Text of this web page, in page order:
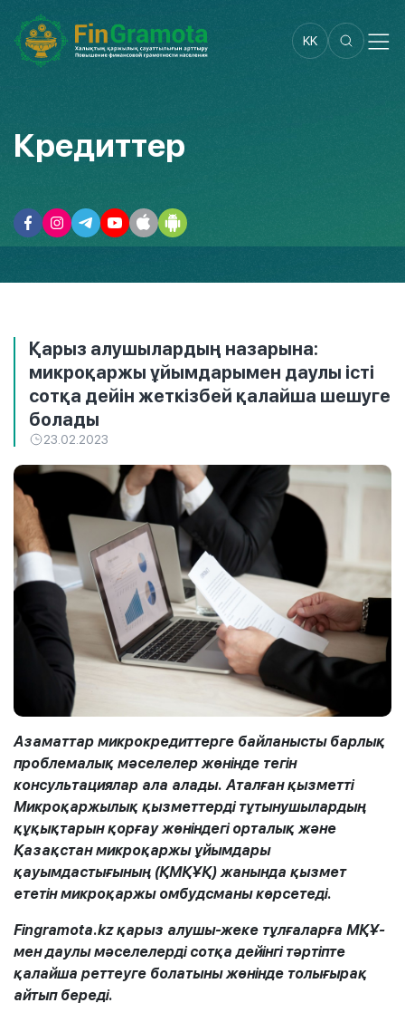
KK
Кредиттер
Қарыз алушылардың назарына:
микроқаржы ұйымдарымен даулы істі
сотқа дейін жеткізбей қалайша шешуге
болады
23.02.2023
Азаматтар микрокредиттерге байланысты барлық
проблемалық мәселелер жөнінде тегін
консультациялар ала алады. Аталған қызметті
Микроқаржылық қызметтерді тұтынушылардың
құқықтарын қорғау жөніндегі орталық және
Қазақстан микроқаржы ұйымдары
қауымдастығының (ҚМҚҰҚ) жанында қызмет
ететін микроқаржы омбудсманы көрсетеді.
Fingramota.kz қарыз алушы-жеке тұлғаларға МҚҰ-
мен даулы мәселелерді сотқа дейінгі тәртіпте
қалайша реттеуге болатыны жөнінде толығырақ
айтып береді.